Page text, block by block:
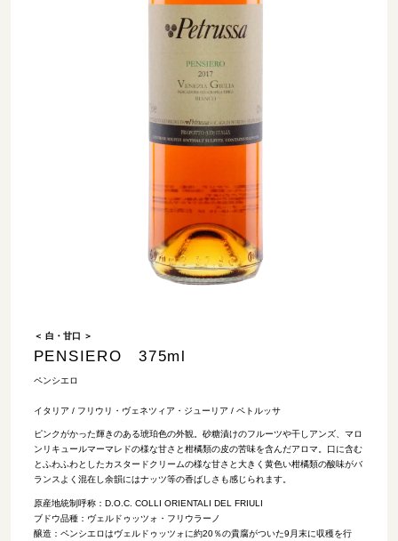
＜ 白・甘口 ＞
PENSIERO 375ml
ペンシエロ
イタリア / フリウリ・ヴェネツィア・ジューリア / ペトルッサ
ピンクがかった輝きのある琥珀色の外観。砂糖漬けのフルーツや干しアンズ、マロ
ンリキュールマーマレドの様な甘さと柑橘類の皮の苦味を含んだアロマ。口に含む
とふわふわとしたカスタードクリームの様な甘さと大きく黄色い柑橘類の酸味がバ
ランスよく混在し余韻にはナッツ等の香ばしさも感じられます。
原産地統制呼称：D.O.C. COLLI ORIENTALI DEL FRIULI
ブドウ品種：ヴェルドゥッツォ・フリウラーノ
醸造：ペンシエロはヴェルドゥッツォに約20％の貴腐がついた9月末に収穫を行